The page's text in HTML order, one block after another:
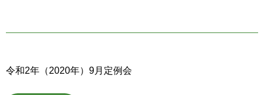
令和2年（2020年）9月定例会